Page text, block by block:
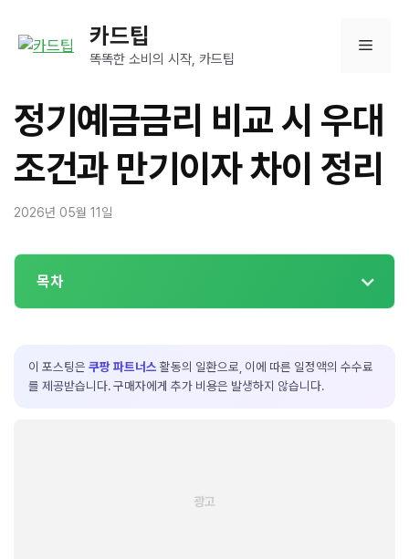
카드팁
똑똑한 소비의 시작, 카드팁
메
뉴
정기예금금리 비교 시 우대
조건과 만기이자 차이 정리
2026년 05월 11일
목차
이 포스팅은 쿠팡 파트너스 활동의 일환으로, 이에 따른 일정액의 수수료
를 제공받습니다. 구매자에게 추가 비용은 발생하지 않습니다.